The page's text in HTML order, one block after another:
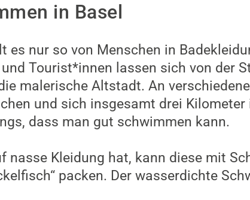
in Basel
es nur so von Menschen in
Tourist*innen lassen sich von der
malerische Altstadt. An
und sich insgesamt drei
dass man gut schwimmen kann.
nasse Kleidung hat, kann diese mit
packen. Der wasserdichte